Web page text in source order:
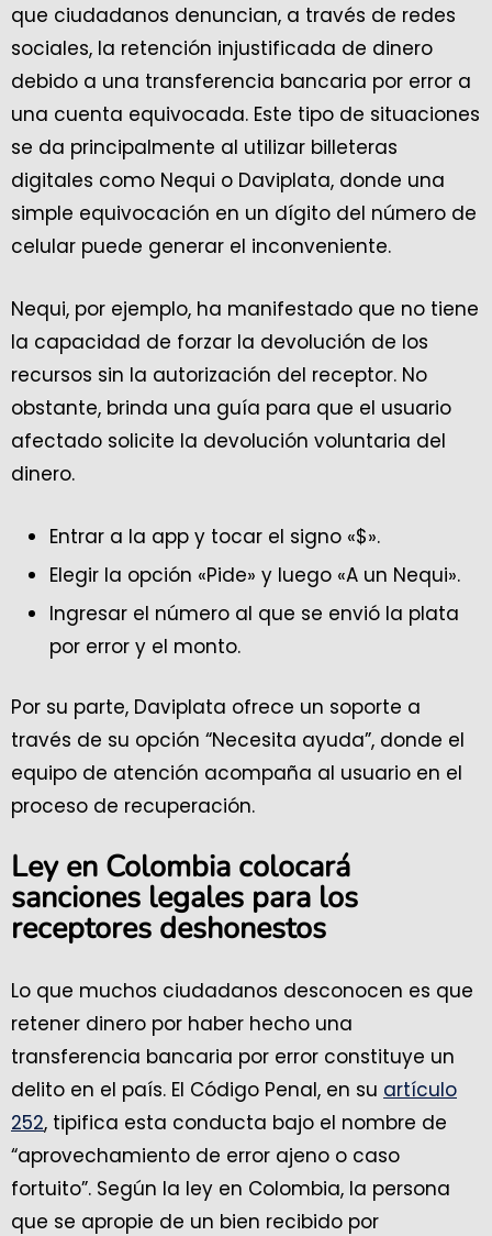
que ciudadanos denuncian, a través de redes
sociales, la retención injustificada de dinero
debido a una transferencia bancaria por error a
una cuenta equivocada. Este tipo de situaciones
se da principalmente al utilizar billeteras
digitales como Nequi o Daviplata, donde una
simple equivocación en un dígito del número de
celular puede generar el inconveniente.
Nequi, por ejemplo, ha manifestado que no tiene
la capacidad de forzar la devolución de los
recursos sin la autorización del receptor. No
obstante, brinda una guía para que el usuario
afectado solicite la devolución voluntaria del
dinero.
Entrar a la app y tocar el signo «$».
Elegir la opción «Pide» y luego «A un Nequi».
Ingresar el número al que se envió la plata
por error y el monto.
Por su parte, Daviplata ofrece un soporte a
través de su opción “Necesita ayuda”, donde el
equipo de atención acompaña al usuario en el
proceso de recuperación.
Ley en Colombia colocará
sanciones legales para los
receptores deshonestos
Lo que muchos ciudadanos desconocen es que
retener dinero por haber hecho una
transferencia bancaria por error constituye un
delito en el país. El Código Penal, en su artículo
252, tipifica esta conducta bajo el nombre de
“aprovechamiento de error ajeno o caso
fortuito”. Según la ley en Colombia, la persona
que se apropie de un bien recibido por